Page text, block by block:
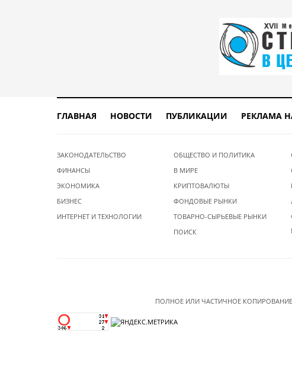
ГЛАВНАЯ НОВОСТИ ПУБЛИКАЦИИ РЕКЛАМА
ЗАКОНОДАТЕЛЬСТВО
ФИНАНСЫ
ЭКОНОМИКА
БИЗНЕС
ИНТЕРНЕТ И ТЕХНОЛОГИИ
ОБЩЕСТВО И ПОЛИТИКА
В МИРЕ
КРИПТОВАЛЮТЫ
ФОНДОВЫЕ РЫНКИ
ТОВАРНО-СЫРЬЕВЫЕ РЫНКИ
ПОИСК
ПОЛНОЕ ИЛИ ЧАСТИЧНОЕ